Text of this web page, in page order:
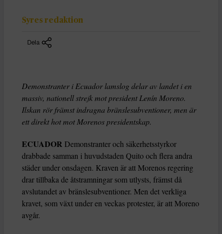
Syres redaktion
Dela
Demonstranter i Ecuador lamslog delar av landet i en
massiv, nationell strejk mot president Lenín Moreno.
Ilskan rör främst indragna bränslesubventioner, men är
ett direkt hot mot Morenos presidentskap.
ECUADOR Demonstranter och säkerhetsstyrkor
drabbade samman i huvudstaden Quito och flera andra
städer under onsdagen. Kraven är att Morenos regering
drar tillbaka de åtstramningar som utlysts, främst då
avslutandet av bränslesubventioner. Men det verkliga
kravet, som växt under en veckas protester, är att Moreno
avgår.